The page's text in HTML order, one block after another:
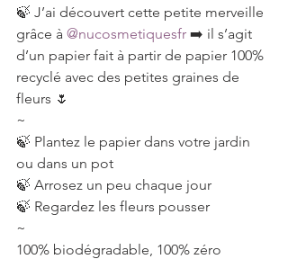
🍃 J’ai découvert cette petite merveille
grâce à @nucosmetiquesfr ➡️ il s’agit
d’un papier fait à partir de papier 100%
recyclé avec des petites graines de
fleurs 🌷
~
🍃 Plantez le papier dans votre jardin
ou dans un pot
🍃 Arrosez un peu chaque jour
🍃 Regardez les fleurs pousser
~
100% biodégradable, 100% zéro